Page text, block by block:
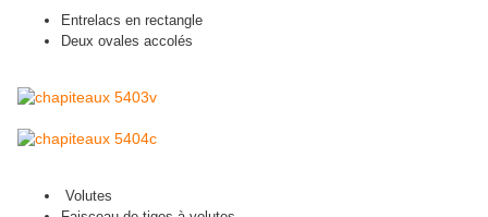
Entrelacs en rectangle
Deux ovales accolés
Volutes